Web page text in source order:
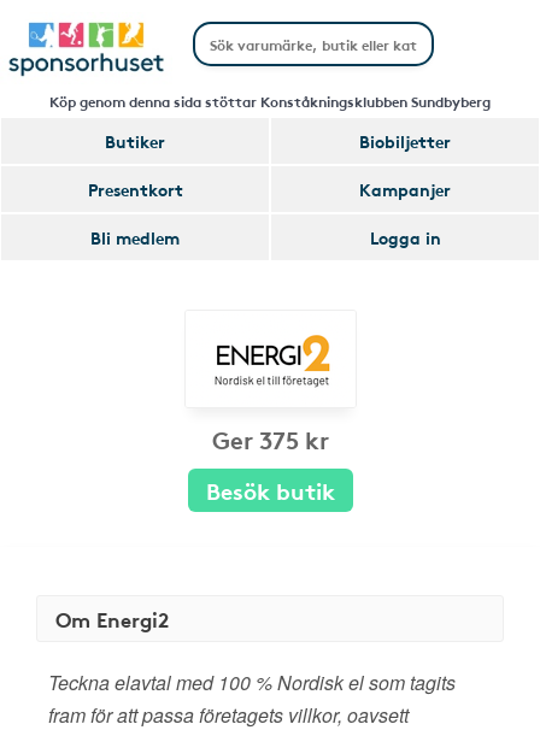
Köp genom denna sida stöttar Konståkningsklubben Sundbyberg
Butiker
Biobiljetter
Presentkort
Kampanjer
Bli medlem
Logga in
Ger 375 kr
Besök butik
Om Energi2
Teckna elavtal med 100 % Nordisk el som tagits
fram för att passa företagets villkor, oavsett